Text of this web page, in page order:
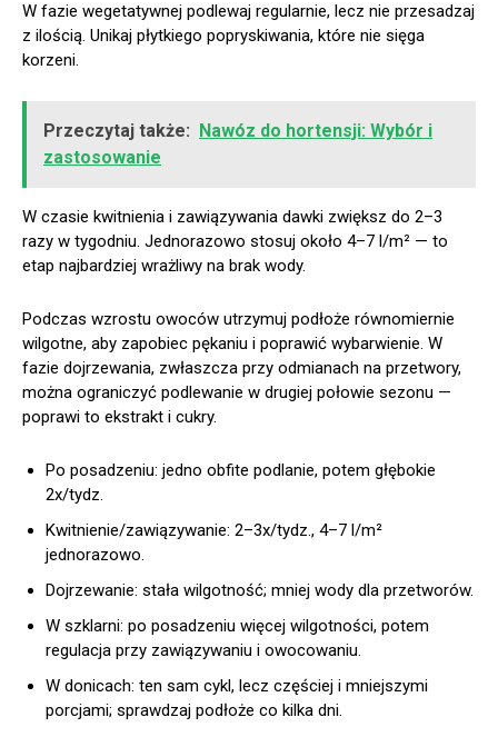
W fazie wegetatywnej podlewaj regularnie, lecz nie przesadzaj
z ilością. Unikaj płytkiego popryskiwania, które nie sięga
korzeni.
Przeczytaj także: Nawóz do hortensji: Wybór i
zastosowanie
W czasie kwitnienia i zawiązywania dawki zwiększ do 2–3
razy w tygodniu. Jednorazowo stosuj około 4–7 l/m² — to
etap najbardziej wrażliwy na brak wody.
Podczas wzrostu owoców utrzymuj podłoże równomiernie
wilgotne, aby zapobiec pękaniu i poprawić wybarwienie. W
fazie dojrzewania, zwłaszcza przy odmianach na przetwory,
można ograniczyć podlewanie w drugiej połowie sezonu —
poprawi to ekstrakt i cukry.
Po posadzeniu: jedno obfite podlanie, potem głębokie
2x/tydz.
Kwitnienie/zawiązywanie: 2–3x/tydz., 4–7 l/m²
jednorazowo.
Dojrzewanie: stała wilgotność; mniej wody dla przetworów.
W szklarni: po posadzeniu więcej wilgotności, potem
regulacja przy zawiązywaniu i owocowaniu.
W donicach: ten sam cykl, lecz częściej i mniejszymi
porcjami; sprawdzaj podłoże co kilka dni.